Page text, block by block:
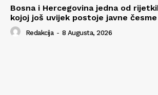
Bosna i Hercegovina jedna od
kojoj još uvijek postoje javne česme
Redakcija - 8 Augusta, 2026